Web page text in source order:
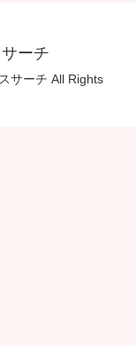
ーチ
サーチ All Rights